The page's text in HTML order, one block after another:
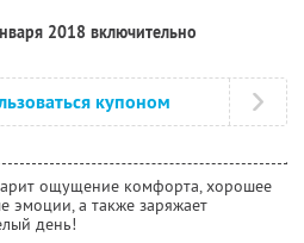
2018 включительно
купоном
ощущение комфорта, хорошее
эмоции, а также заряжает
день!